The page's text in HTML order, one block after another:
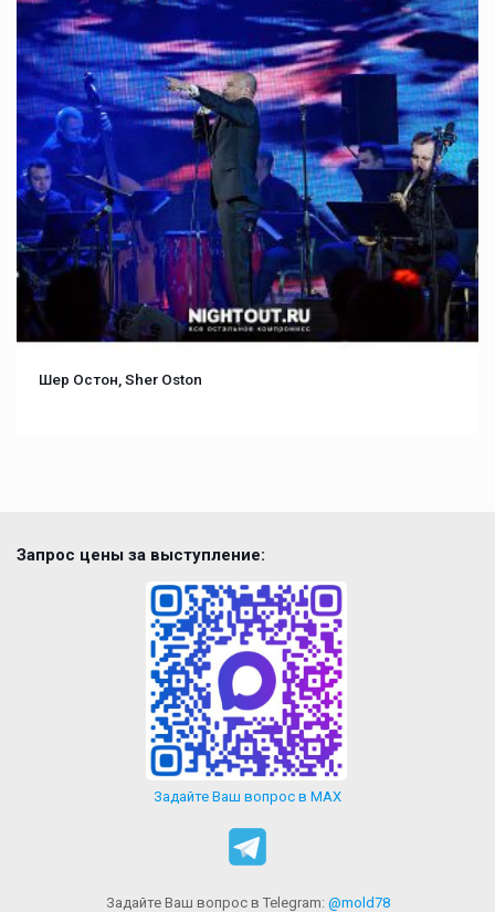
Шер Остон, Sher Oston
Запрос цены за выступление:
Задайте Ваш вопрос в MAX
Задайте Ваш вопрос в Telegram: @mold78